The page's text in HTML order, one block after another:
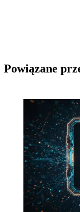
Powiązane